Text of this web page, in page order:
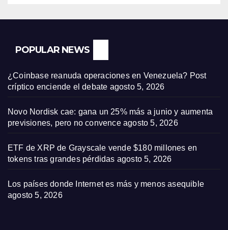
POPULAR NEWS
¿Coinbase reanuda operaciones en Venezuela? Post
críptico enciende el debate agosto 5, 2026
Novo Nordisk cae: gana un 25% más a junio y aumenta
previsiones, pero no convence agosto 5, 2026
ETF de XRP de Grayscale vende $180 millones en
tokens tras grandes pérdidas agosto 5, 2026
Los países donde Internet es más y menos asequible
agosto 5, 2026